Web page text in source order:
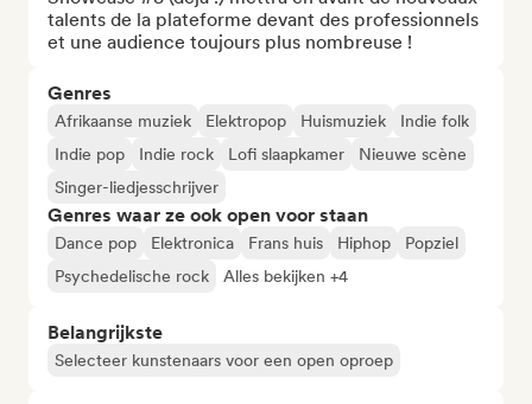
talents de la plateforme devant des professionnels
et une audience toujours plus nombreuse !
Genres
Afrikaanse muziek Elektropop Huismuziek
Indie folk
Indie pop
Indie rock Lofi slaapkamer
Nieuwe scène
Singer-liedjesschrijver
Genres waar ze ook open voor staan
Dance pop Elektronica Frans huis Hiphop
Popziel
Psychedelische rock
Alles bekijken +4
Belangrijkste
Selecteer kunstenaars voor een open oproep